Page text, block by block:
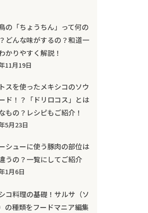
の「ちょうちん」って何の
どんな味がするの？和道一
かりやすく解説！
11月19日
スを使ったメキシコのソウ
ド！？「ドリロコス」とは
もの？レシピもご紹介！
5月23日
シューに使う豚肉の部位は
うの？一覧にしてご紹介
1月6日
コ料理の基礎！サルサ（ソ
の種類をフードマニア編集